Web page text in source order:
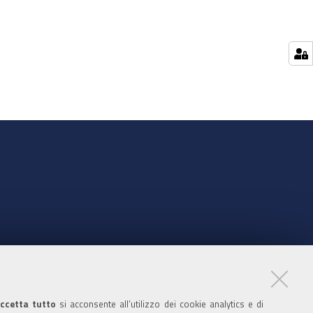
tutto si acconsente all’utilizzo dei cookie analytics e di